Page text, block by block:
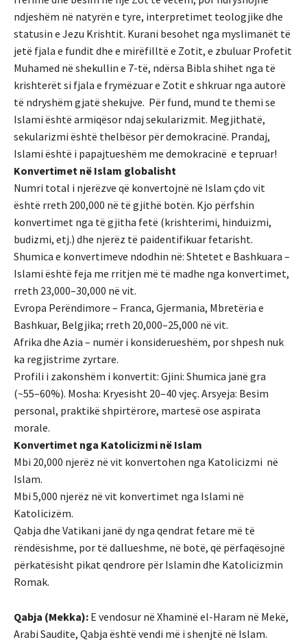
ndjeshëm në natyrën e tyre, interpretimet teologjike dhe
statusin e Jezu Krishtit. Kurani besohet nga myslimanët të
jetë fjala e fundit dhe e mirëfilltë e Zotit, e zbuluar Profetit
Muhamed në shekullin e 7-të, ndërsa Bibla shihet nga të
krishterët si fjala e frymëzuar e Zotit e shkruar nga autorë
të ndryshëm gjatë shekujve. Për fund, mund te themi se
Islami është armiqësor ndaj sekularizmit. Megjithatë,
sekularizmi është thelbësor për demokracinë. Prandaj,
Islami është i papajtueshëm me demokracinë e tepruar!
Konvertimet në Islam globalisht
Numri total i njerëzve që konvertojnë në Islam çdo vit
është rreth 200,000 në të gjithë botën. Kjo përfshin
konvertimet nga të gjitha fetë (krishterimi, hinduizmi,
budizmi, etj.) dhe njerëz të paidentifikuar fetarisht.
Shumica e konvertimeve ndodhin në: Shtetet e Bashkuara –
Islami është feja me rritjen më të madhe nga konvertimet,
rreth 23,000–30,000 në vit.
Evropa Perëndimore – Franca, Gjermania, Mbretëria e
Bashkuar, Belgjika; rreth 20,000–25,000 në vit.
Afrika dhe Azia – numër i konsiderueshëm, por shpesh nuk
ka regjistrime zyrtare.
Profili i zakonshëm i konvertit: Gjini: Shumica janë gra
(~55–60%). Mosha: Kryesisht 20–40 vjeç. Arsyeja: Besim
personal, praktikë shpirtërore, martesë ose aspirata
morale.
Konvertimet nga Katolicizmi në Islam
Mbi 20,000 njerëz në vit konvertohen nga Katolicizmi në
Islam.
Mbi 5,000 njerëz në vit konvertimet nga Islami në
Katolicizëm.
Qabja dhe Vatikani janë dy nga qendrat fetare më të
rëndësishme, por të dallueshme, në botë, që përfaqësojnë
përkatësisht pikat qendrore për Islamin dhe Katolicizmin
Romak.
Qabja (Mekka): E vendosur në Xhaminë el-Haram në Mekë,
Arabi Saudite, Qabja është vendi më i shenjtë në Islam.